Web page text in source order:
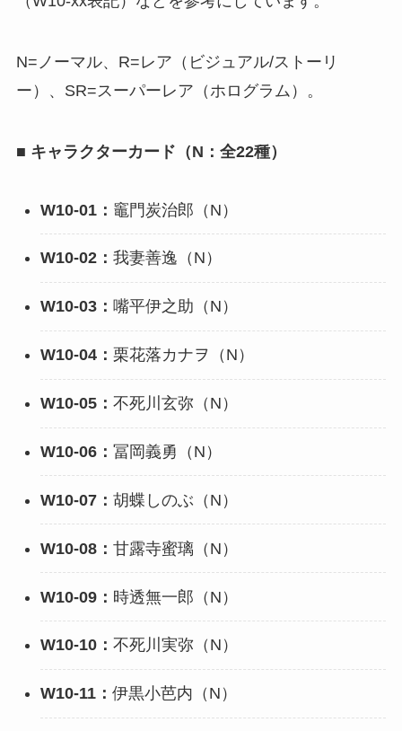
N=ノーマル、R=レア（ビジュアル/ストーリ
ー）、SR=スーパーレア（ホログラム）。
■ キャラクターカード（N：全22種）
W10-01： 竈門炭治郎（N）
W10-02： 我妻善逸（N）
W10-03： 嘴平伊之助（N）
W10-04： 栗花落カナヲ（N）
W10-05： 不死川玄弥（N）
W10-06： 冨岡義勇（N）
W10-07： 胡蝶しのぶ（N）
W10-08： 甘露寺蜜璃（N）
W10-09： 時透無一郎（N）
W10-10： 不死川実弥（N）
W10-11： 伊黒小芭内（N）